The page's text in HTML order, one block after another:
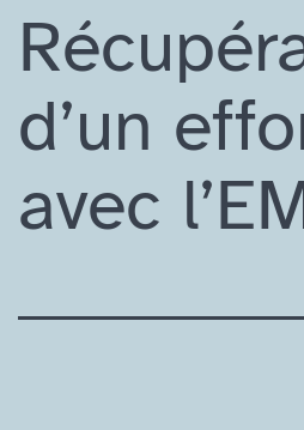
d’un
avec